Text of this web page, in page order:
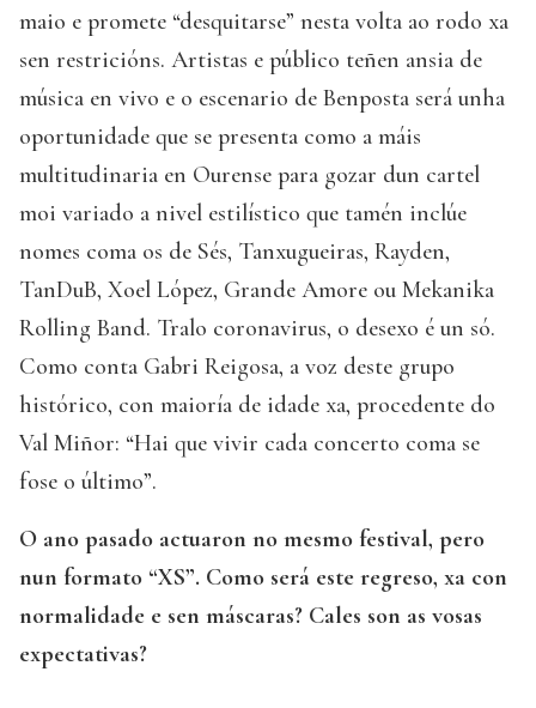
maio e promete “desquitarse” nesta volta ao rodo xa
sen restricións. Artistas e público teñen ansia de
música en vivo e o escenario de Benposta será unha
oportunidade que se presenta como a máis
multitudinaria en Ourense para gozar dun cartel
moi variado a nivel estilístico que tamén inclúe
nomes coma os de Sés, Tanxugueiras, Rayden,
TanDuB, Xoel López, Grande Amore ou Mekanika
Rolling Band. Tralo coronavirus, o desexo é un só.
Como conta Gabri Reigosa, a voz deste grupo
histórico, con maioría de idade xa, procedente do
Val Miñor: “Hai que vivir cada concerto coma se
fose o último”.
O ano pasado actuaron no mesmo festival, pero
nun formato “XS”. Como será este regreso, xa con
normalidade e sen máscaras? Cales son as vosas
expectativas?